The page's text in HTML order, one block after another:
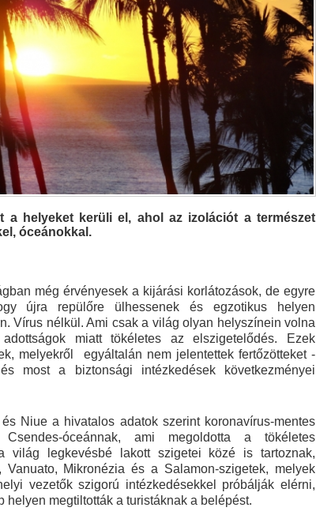
a helyeket kerüli el, ahol az izolációt a természet
óceánokkal.
még érvényesek a kijárási korlátozások, de egyre
újra repülőre ülhessenek és egzotikus helyen
Vírus nélkül. Ami csak a világ olyan helyszínein volna
miatt tökéletes az elszigetelődés. Ezek
melyekről egyáltalán nem jelentettek fertőzötteket -
most a biztonsági intézkedések következményei
Niue a hivatalos adatok szerint koronavírus-mentes
óceánnak, ami megoldotta a tökéletes
világ legkevésbé lakott szigetei közé is tartoznak,
Mikronézia és a Salamon-szigetek, melyek
vezetők szigorú intézkedésekkel próbálják elérni,
helyen megtiltották a turistáknak a belépést.